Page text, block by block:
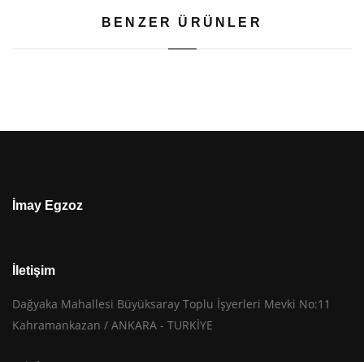
BENZER ÜRÜNLER
İmay Egzoz
İletişim
Dağyaka Mahallesi Büyüksaray Toplu İşyerleri Mevki No:11
Kahramankazan / ANKARA - TURKİYE